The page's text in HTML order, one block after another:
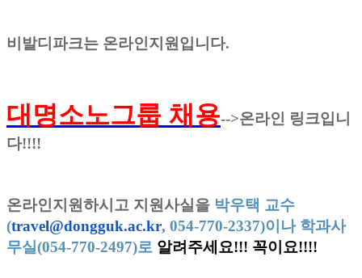
비발디파크는 온라인지원입니다.
대명소노그룹 채용-->온라인 링크입니
다!!!!
온라인지원하시고 지원사실을 박우택 교수
(travel@dongguk.ac.kr, 054-770-2337)이나 학과사
무실(054-770-2497)로 알려주세요!!! 꼭이요!!!!